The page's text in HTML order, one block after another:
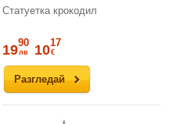
Статуетка крокодил
Разгледай
1990
лв 1017
€